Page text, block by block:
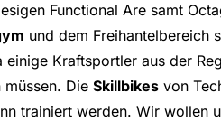
Functional Are samt
und dem Freihantelbereich
Kraftsportler aus der
Die Skillbikes von
trainiert werden. Wir wollen